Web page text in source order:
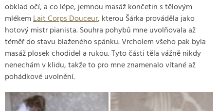
obklad očí, a co lépe, jemnou masáž končetin s tělovým
mlékemLait Corps Douceur, kterou Šárka prováděla jako
hotový mistr pianista. Souhra pohybů mne uvolňovala až
téměř do stavu blaženého spánku. Vrcholem všeho pak byla
masáž plosek chodidel a rukou. Tyto části těla vážně nikdy
nenechám v klidu, takže to pro mne znamenalo vítané až
pohádkové uvolnění.